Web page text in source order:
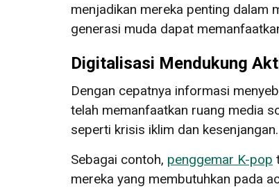
menjadikan mereka penting dalam
generasi muda dapat
Digitalisasi Mendukung
Dengan cepatnya informasi
telah memanfaatkan ruang media
seperti krisis iklim dan kesenjangan.
Sebagai contoh, penggemar K-pop
mereka yang membutuhkan pada